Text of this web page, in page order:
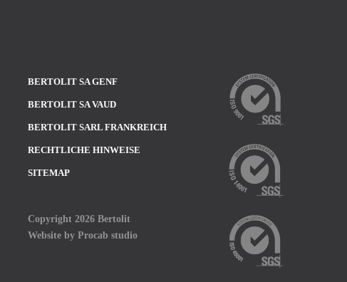
BERTOLIT SA GENF
BERTOLIT SA VAUD
BERTOLIT SARL FRANKREICH
RECHTLICHE HINWEISE
SITEMAP
Copyright 2026 Bertolit
Website by Procab studio